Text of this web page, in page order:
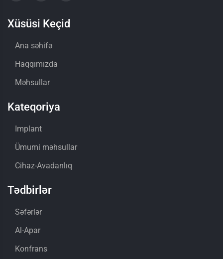
Xüsüsi Keçid
Ana səhifə
Haqqımızda
Məhsullar
Kateqoriya
Implant
Ümumi məhsullar
Cihaz-Avadanlıq
Tədbirlər
Səfərlər
Al-Apar
Konfrans